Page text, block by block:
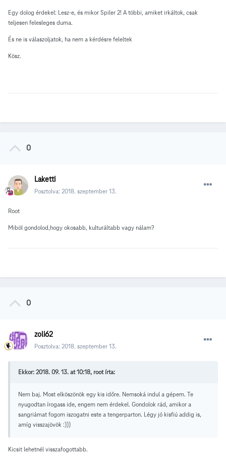
Egy dolog érdekel: Lesz-e, és mikor Spiler 2! A többi, amiket irkáltok, csak
teljesen felesleges duma.
És ne is válaszoljatok, ha nem a kérdésre feleltek
Kösz.
0
Laketti
Posztolva: 2018. szeptember 13.
Root
Miböl gondolod,hogy okosabb, kulturáltabb vagy nálam?
0
zoli62
Posztolva: 2018. szeptember 13.
Ekkor: 2018. 09. 13. at 10:18, root írta:
Nem baj. Most elköszönök egy kis időre. Nemsoká indul a gépem. Te
nyugodtan írogass ide, engem nem érdekel. Gondolok rád, amikor a
sangriámat fogom iszogatni este a tengerparton. Légy jó kisfiú addig is,
amíg visszajövök :)))
Kicsit lehetnél visszafogottabb.